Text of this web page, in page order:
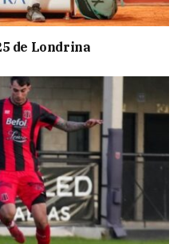
de Londrina